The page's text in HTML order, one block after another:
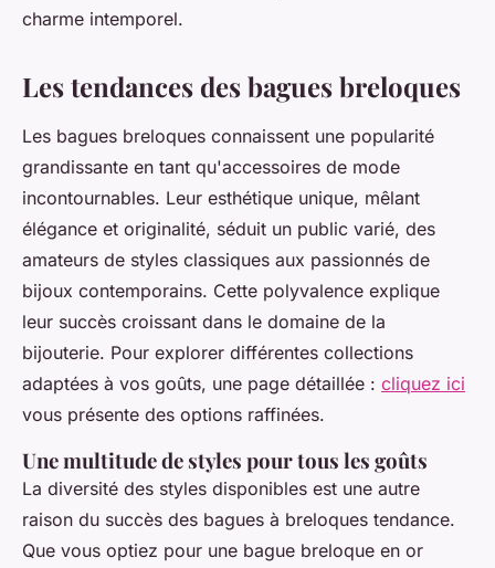
charme intemporel.
Les tendances des bagues breloques
Les bagues breloques connaissent une popularité
grandissante en tant qu'accessoires de mode
incontournables. Leur esthétique unique, mêlant
élégance et originalité, séduit un public varié, des
amateurs de styles classiques aux passionnés de
bijoux contemporains. Cette polyvalence explique
leur succès croissant dans le domaine de la
bijouterie. Pour explorer différentes collections
adaptées à vos goûts, une page détaillée : cliquez ici
vous présente des options raffinées.
Une multitude de styles pour tous les goûts
La diversité des styles disponibles est une autre
raison du succès des bagues à breloques tendance.
Que vous optiez pour une bague breloque en or